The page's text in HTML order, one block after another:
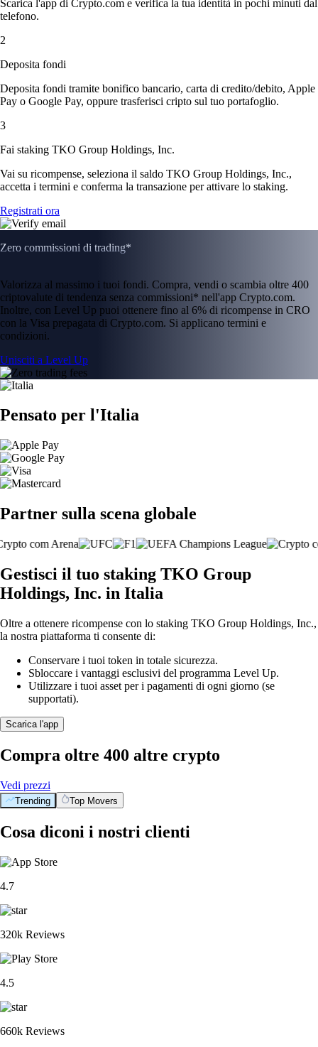
Scarica l'app di Crypto.com e verifica la tua identità in pochi minuti dal
telefono.
2
Deposita fondi
Deposita fondi tramite bonifico bancario, carta di credito/debito, Apple
Pay o Google Pay, oppure trasferisci cripto sul tuo portafoglio.
3
Fai staking TKO Group Holdings, Inc.
Vai su ricompense, seleziona il saldo TKO Group Holdings, Inc.,
accetta i termini e conferma la transazione per attivare lo staking.
Registrati ora
Zero commissioni di trading*
Valorizza al massimo i tuoi fondi. Compra, vendi o scambia oltre 400
criptovalute di tendenza senza commissioni* nell'app Crypto.com.
Inoltre, con Level Up puoi ottenere fino al 6% di ricompense in CRO
con la Visa prepagata di Crypto.com. Si applicano termini e
condizioni.
Unisciti a Level Up
Pensato per l'Italia
Partner sulla scena globale
Gestisci il tuo staking TKO Group
Holdings, Inc. in Italia
Oltre a ottenere ricompense con lo staking TKO Group Holdings, Inc.,
la nostra piattaforma ti consente di:
Conservare i tuoi token in totale sicurezza.
Sbloccare i vantaggi esclusivi del programma Level Up.
Utilizzare i tuoi asset per i pagamenti di ogni giorno (se
supportati).
Scarica l'app
Compra oltre 400 altre crypto
Vedi prezzi
Trending Top Movers
Cosa diconi i nostri clienti
4.7
320k Reviews
4.5
660k Reviews